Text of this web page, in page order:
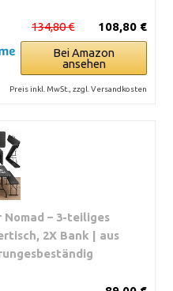
108,80 €
134,80 €
Bei Amazon
ansehen
Preis inkl. MwSt., zzgl. Versandkosten
– 3-teiliges
2X Bank | aus